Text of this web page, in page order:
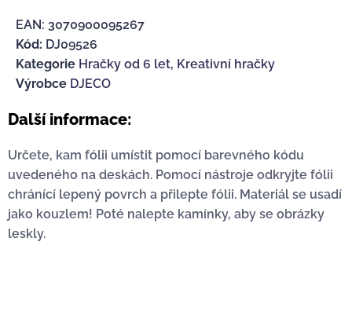
EAN: 3070900095267
Kód: DJ09526
Kategorie Hračky od 6 let, Kreativní hračky
Výrobce DJECO
Další informace:
Určete, kam fólii umístit pomocí barevného kódu
uvedeného na deskách. Pomocí nástroje odkryjte fólii
chránící lepený povrch a přilepte fólii. Materiál se usadí
jako kouzlem! Poté nalepte kamínky, aby se obrázky
leskly.